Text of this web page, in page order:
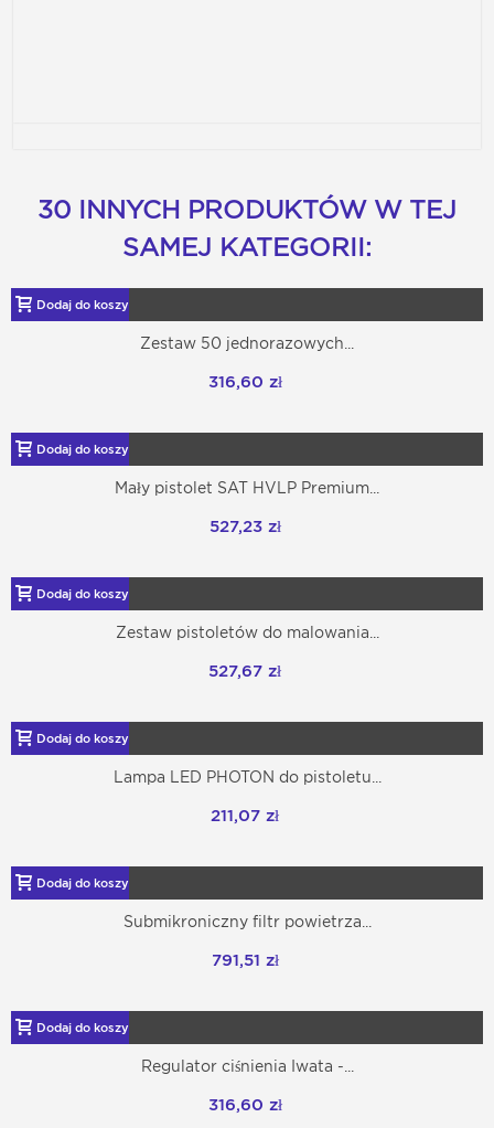
30 INNYCH PRODUKTÓW W TEJ
SAMEJ KATEGORII:
Dodaj do koszyka
Zestaw 50 jednorazowych...
316,60 zł
Dodaj do koszyka
Mały pistolet SAT HVLP Premium...
527,23 zł
Dodaj do koszyka
Zestaw pistoletów do malowania...
527,67 zł
Dodaj do koszyka
Lampa LED PHOTON do pistoletu...
211,07 zł
Dodaj do koszyka
Submikroniczny filtr powietrza...
791,51 zł
Dodaj do koszyka
Regulator ciśnienia Iwata -...
316,60 zł